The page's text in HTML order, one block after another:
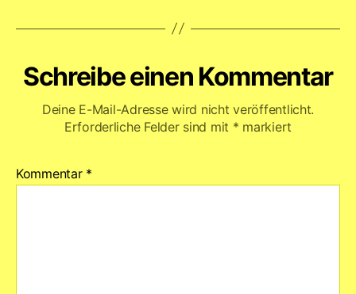
Schreibe einen Kommentar
Deine E-Mail-Adresse wird nicht veröffentlicht.
Erforderliche Felder sind mit * markiert
Kommentar *